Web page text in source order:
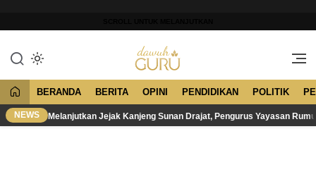
konten
Dawuh Guru
Merawat Tradisi, Membangun
BERANDA BERITA OPINI PENDIDIKAN POLITIK
NEWS Melanjutkan Jejak Kanjeng Sunan Drajat, Pengurus Yayasan